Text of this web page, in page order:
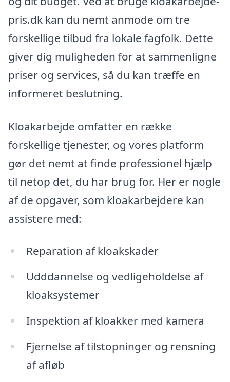
pris.dk kan du nemt anmode om tre
forskellige tilbud fra lokale fagfolk. Dette
giver dig muligheden for at sammenligne
priser og services, så du kan træffe en
informeret beslutning.
Kloakarbejde omfatter en række
forskellige tjenester, og vores platform
gør det nemt at finde professionel hjælp
til netop det, du har brug for. Her er nogle
af de opgaver, som kloakarbejdere kan
assistere med:
Reparation af kloakskader
Udddannelse og vedligeholdelse af
kloaksystemer
Inspektion af kloakker med kamera
Fjernelse af tilstopninger og rensning
af afløb